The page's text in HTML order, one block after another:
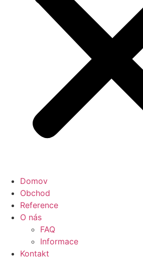
Domov
Obchod
Reference
O nás
FAQ
Informace
Kontakt